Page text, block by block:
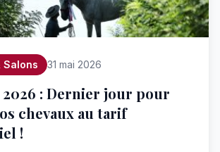
Salons 31 mai 2026
2026 : Dernier jour pour
chevaux au tarif
!